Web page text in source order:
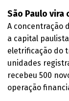
São Paulo
A concentração
a capital
eletrificação do
unidades
recebeu 500
operação